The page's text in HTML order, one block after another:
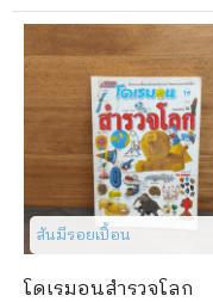
สันมีรอยเปื้อน
โดเรมอนสำรวจโลก